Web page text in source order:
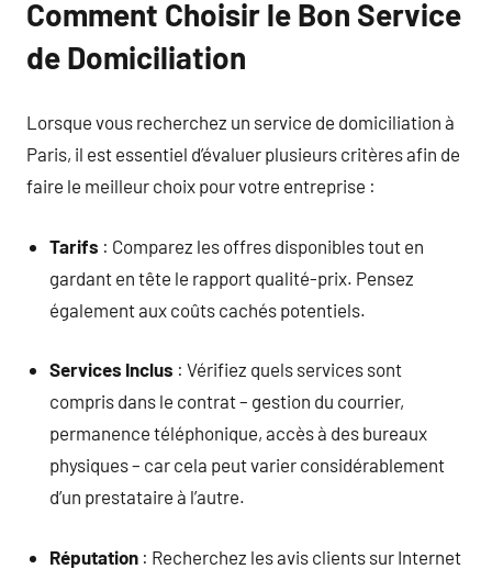
Comment Choisir le Bon Service
de Domiciliation
Lorsque vous recherchez un service de domiciliation à
Paris, il est essentiel d’évaluer plusieurs critères afin de
faire le meilleur choix pour votre entreprise :
Tarifs : Comparez les offres disponibles tout en
gardant en tête le rapport qualité-prix. Pensez
également aux coûts cachés potentiels.
Services Inclus : Vérifiez quels services sont
compris dans le contrat – gestion du courrier,
permanence téléphonique, accès à des bureaux
physiques – car cela peut varier considérablement
d’un prestataire à l’autre.
Réputation : Recherchez les avis clients sur Internet